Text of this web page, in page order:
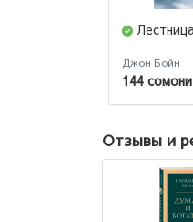
Джон Бойн
144 сомони
Отзывы и